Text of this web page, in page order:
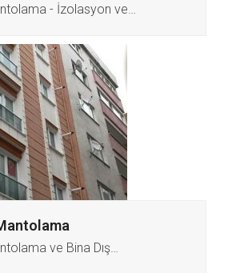
- İzolasyon ve…
ve Bina Dış…